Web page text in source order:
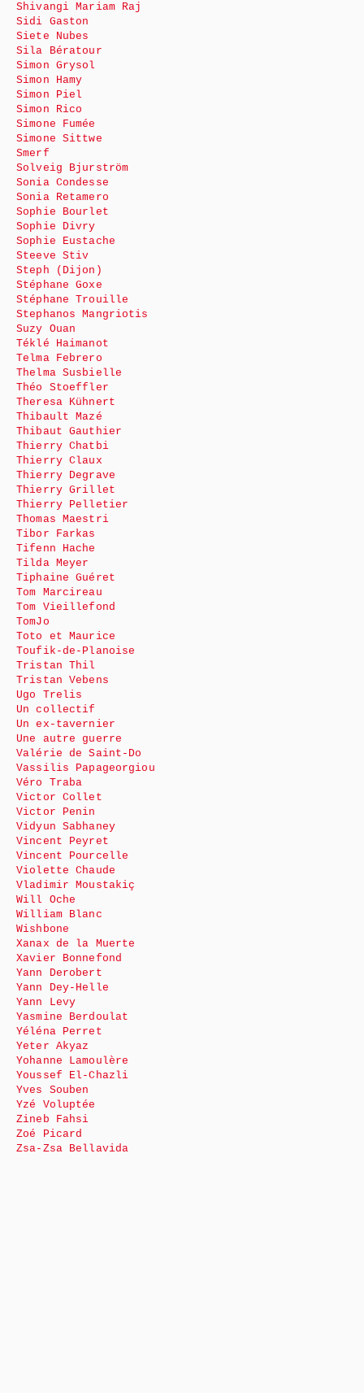
Shivangi Mariam Raj
Sidi Gaston
Siete Nubes
Sila Bératour
Simon Grysol
Simon Hamy
Simon Piel
Simon Rico
Simone Fumée
Simone Sittwe
Smerf
Solveig Bjurström
Sonia Condesse
Sonia Retamero
Sophie Bourlet
Sophie Divry
Sophie Eustache
Steeve Stiv
Steph (Dijon)
Stéphane Goxe
Stéphane Trouille
Stephanos Mangriotis
Suzy Ouan
Téklé Haimanot
Telma Febrero
Thelma Susbielle
Théo Stoeffler
Theresa Kühnert
Thibault Mazé
Thibaut Gauthier
Thierry Chatbi
Thierry Claux
Thierry Degrave
Thierry Grillet
Thierry Pelletier
Thomas Maestri
Tibor Farkas
Tifenn Hache
Tilda Meyer
Tiphaine Guéret
Tom Marcireau
Tom Vieillefond
TomJo
Toto et Maurice
Toufik-de-Planoise
Tristan Thil
Tristan Vebens
Ugo Trelis
Un collectif
Un ex-tavernier
Une autre guerre
Valérie de Saint-Do
Vassilis Papageorgiou
Véro Traba
Victor Collet
Victor Penin
Vidyun Sabhaney
Vincent Peyret
Vincent Pourcelle
Violette Chaude
Vladimir Moustakiç
Will Oche
William Blanc
Wishbone
Xanax de la Muerte
Xavier Bonnefond
Yann Derobert
Yann Dey-Helle
Yann Levy
Yasmine Berdoulat
Yéléna Perret
Yeter Akyaz
Yohanne Lamoulère
Youssef El-Chazli
Yves Souben
Yzé Voluptée
Zineb Fahsi
Zoé Picard
Zsa-Zsa Bellavida